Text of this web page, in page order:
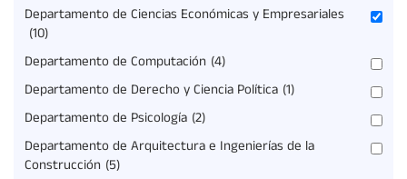
Departamento de Ciencias Económicas y Empresariales
(10)
Departamento de Computación (4)
Departamento de Derecho y Ciencia Política (1)
Departamento de Psicología (2)
Departamento de Arquitectura e Ingenierías de la
Construcción (5)